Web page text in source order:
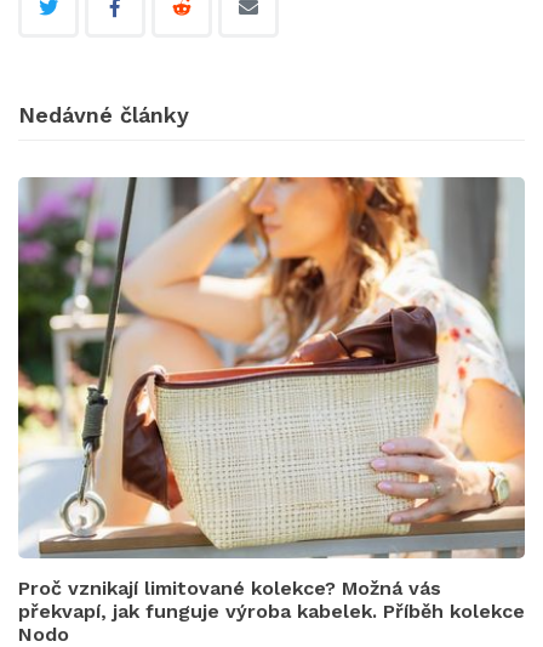
Nedávné články
Proč vznikají limitované kolekce? Možná vás
překvapí, jak funguje výroba kabelek. Příběh kolekce
Nodo